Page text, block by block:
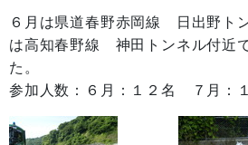
６月は県道春野赤岡線 日出野ト
は高知春野線 神田トンネル付近
た。
参加人数：６月：１２名 ７月：